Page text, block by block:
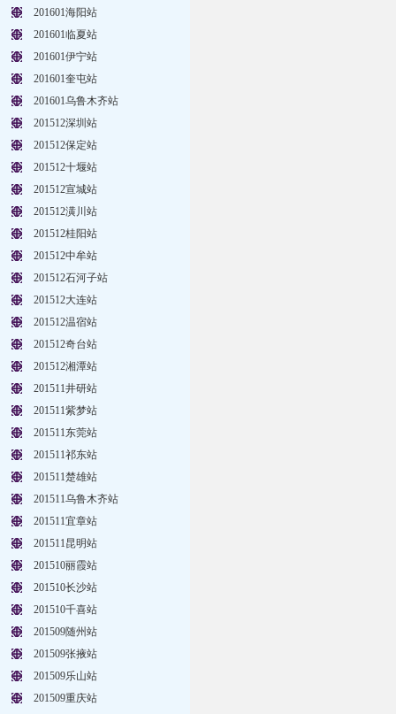
201601海阳站
201601临夏站
201601伊宁站
201601奎屯站
201601乌鲁木齐站
201512深圳站
201512保定站
201512十堰站
201512宣城站
201512潢川站
201512桂阳站
201512中牟站
201512石河子站
201512大连站
201512温宿站
201512奇台站
201512湘潭站
201511井研站
201511紫梦站
201511东莞站
201511祁东站
201511楚雄站
201511乌鲁木齐站
201511宜章站
201511昆明站
201510丽霞站
201510长沙站
201510千喜站
201509随州站
201509张掖站
201509乐山站
201509重庆站